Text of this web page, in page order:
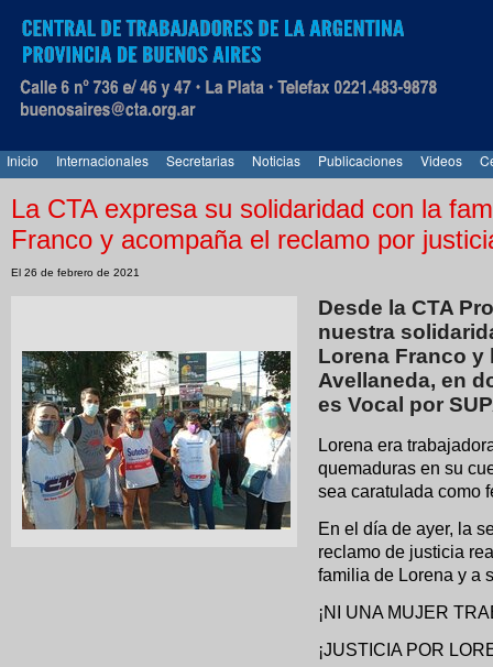
Inicio Internacionales Secretarias Noticias Publicaciones Videos
La CTA expresa su solidaridad con la
Franco y acompaña el reclamo por
El 26 de febrero de 2021
Desde la CTA
nuestra
Lorena Franco y
Avellaneda, en
es Vocal por
Lorena era
quemaduras en su
sea caratulada como
En el día de ayer, la
reclamo de justicia
familia de Lorena y a
¡NI UNA MUJER
¡JUSTICIA POR